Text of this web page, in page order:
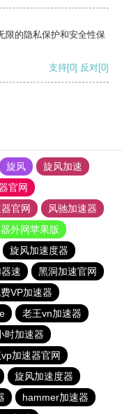
限的隐私保护和安全性保
支持[0] 反对[0]
旋风
旋风加速
官网
官网
风驰加速器
外网苹果版
旋风加速度器
速
黑洞加速官网
VP加速器
老王vn加速器
时加速器
加速器官网
旋风加速度器
hammer加速器